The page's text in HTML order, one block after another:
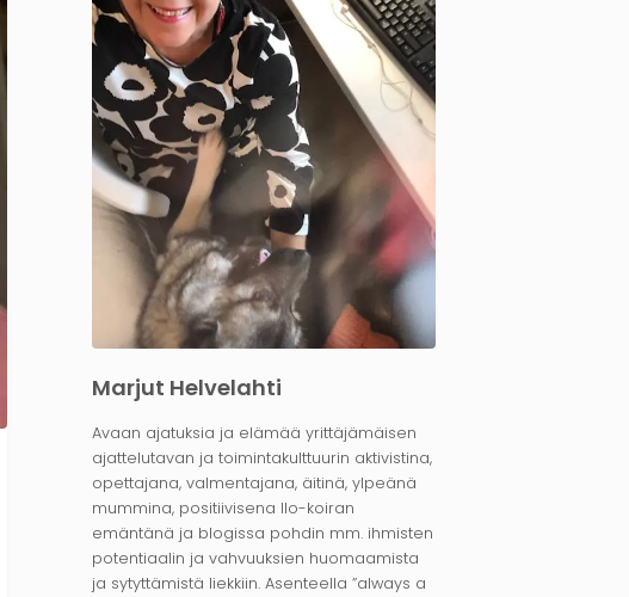
Marjut Helvelahti
Avaan ajatuksia ja elämää yrittäjämäisen
ajattelutavan ja toimintakulttuurin aktivistina,
opettajana, valmentajana, äitinä, ylpeänä
mummina, positiivisena Ilo-koiran
emäntänä ja blogissa pohdin mm. ihmisten
potentiaalin ja vahvuuksien huomaamista
ja sytyttämistä liekkiin. Asenteella ”always a